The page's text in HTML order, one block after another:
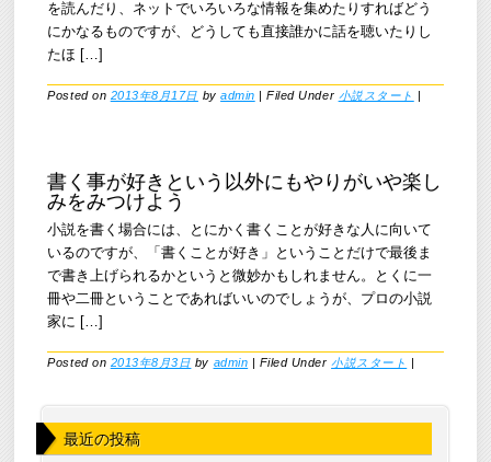
を読んだり、ネットでいろいろな情報を集めたりすればどう
にかなるものですが、どうしても直接誰かに話を聴いたりし
たほ […]
Posted on 2013年8月17日 byadmin |Filed Under 小説スタート |
書く事が好きという以外にもやりがいや楽し
みをみつけよう
小説を書く場合には、とにかく書くことが好きな人に向いて
いるのですが、「書くことが好き」ということだけで最後ま
で書き上げられるかというと微妙かもしれません。とくに一
冊や二冊ということであればいいのでしょうが、プロの小説
家に […]
Posted on 2013年8月3日 by admin | Filed Under小説スタート |
最近の投稿